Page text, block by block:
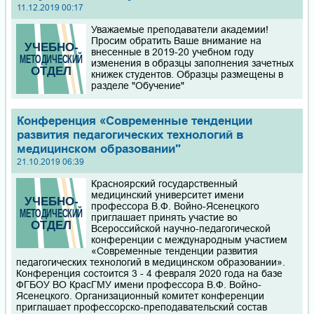
11.12.2019 00:17
Уважаемые преподаватели академии!
Просим обратить Ваше внимание на
внесенные в 2019-20 учебном году
изменения в образцы заполнения зачетных
книжек студентов. Образцы размещены в
разделе "Обучение"
Конференция «Современные тенденции
развития педагогических технологий в
медицинском образовании"
21.10.2019 06:39
Красноярский государственный
медицинский университет имени
профессора В.Ф. Войно-Ясенецкого
приглашает принять участие во
Всероссийской научно-педагогической
конференции с международным участием
«Современные тенденции развития
педагогических технологий в медицинском образовании».
Конференция состоится 3 - 4 февраля 2020 года на базе
ФГБОУ ВО КрасГМУ имени профессора В.Ф. Войно-
Ясенецкого. Организационный комитет конференции
приглашает профессорско-преподавательский состав